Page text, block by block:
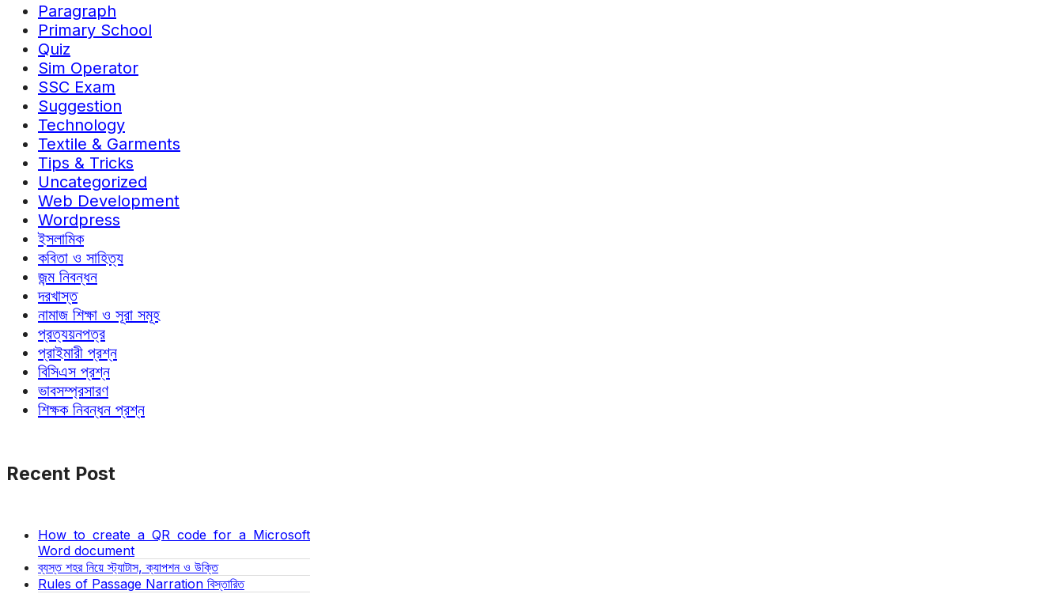
Paragraph
Primary School
Quiz
Sim Operator
SSC Exam
Suggestion
Technology
Textile & Garments
Tips & Tricks
Uncategorized
Web Development
Wordpress
ইসলামিক
কবিতা ও সাহিত্য
জন্ম নিবন্ধন
দরখাস্ত
নামাজ শিক্ষা ও সূরা সমূহ
প্রত্যয়নপত্র
প্রাইমারী প্রশ্ন
বিসিএস প্রশ্ন
ভাবসম্প্রসারণ
শিক্ষক নিবন্ধন প্রশ্ন
Recent Post
How to create a QR code for a Microsoft
Word document
ব্যস্ত শহর নিয়ে স্ট্যাটাস, ক্যাপশন ও উক্তি
Rules of Passage Narration বিস্তারিত